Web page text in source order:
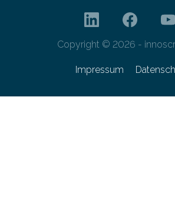
Copyright © 2026 -
Impressum